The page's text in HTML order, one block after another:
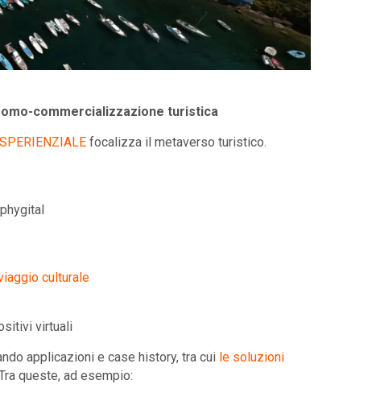
commercializzazione turistica
focalizza il metaverso turistico.
culturale
virtuali
applicazioni e case history, tra cui le soluzioni
queste, ad esempio: